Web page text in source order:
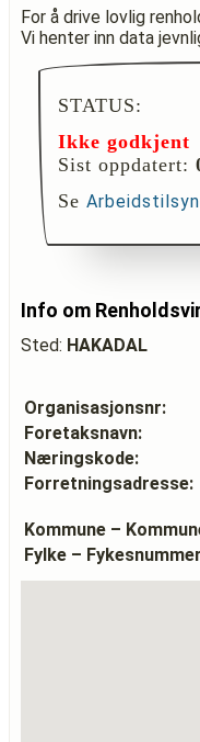
For å drive lovlig
Vi henter inn data
STATUS:
Ikke godkjent
Sist oppdatert:
Se
Info om
Sted: HAKADAL
Organisasjonsnr:
Foretaksnavn:
Næringskode:
Forretningsadresse:
Kommune –
Fylke –